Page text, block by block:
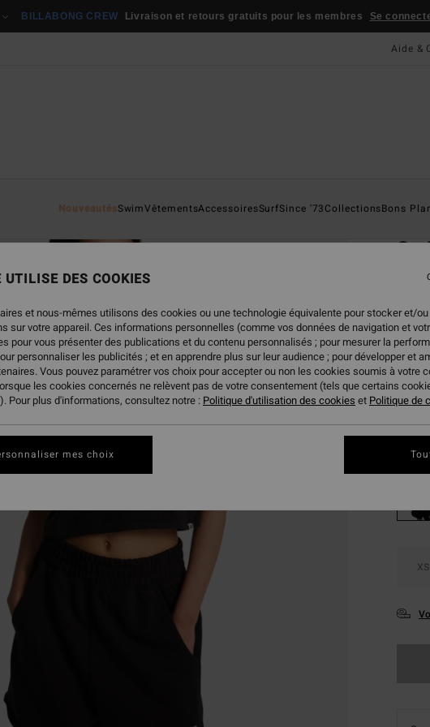
BILLABONG CREW Livraison et retours gratuits pour les membres Se
Aide &
NouveautésSwimVêtementsAccessoiresSurfSince '73CollectionsBons
So
ECO-
45,95
BONS
XS
UTILISE DES COOKIES
et nous-mêmes utilisons des cookies ou une technologie équivalente pour stocker et/
sur votre appareil. Ces informations personnelles (comme vos données de navigation et
pour vous présenter des publications et du contenu personnalisés ; pour mesurer la
personnaliser les publicités ; et en apprendre plus sur leur audience ; pour développer et
Vous pouvez paramétrer vos choix pour accepter ou non les cookies soumis à votre
les cookies concernés ne relèvent pas de votre consentement (tels que certains
Pour plus d'informations, consultez notre : Politique d'utilisation des cookies et Politique de
mes choix